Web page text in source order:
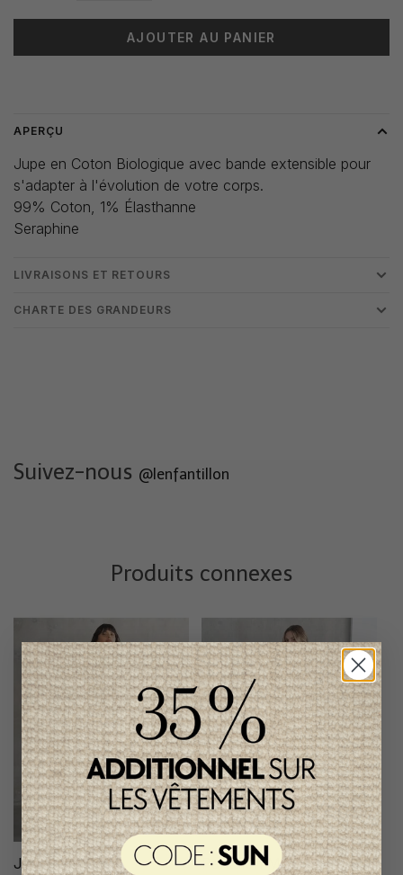
AJOUTER AU PANIER
APERÇU
Jupe en Coton Biologique avec bande extensible pour
s'adapter à l'évolution de votre corps.
99% Coton, 1% Élasthanne
Seraphine
LIVRAISONS ET RETOURS
CHARTE DES GRANDEURS
Suivez-nous @lenfantillon
Produits connexes
Jeans Maternité
Pantalon Maternité